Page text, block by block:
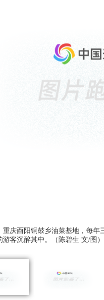
庆酉阳铜鼓乡油菜基地，每
客沉醉其中。（陈碧生 文/图）